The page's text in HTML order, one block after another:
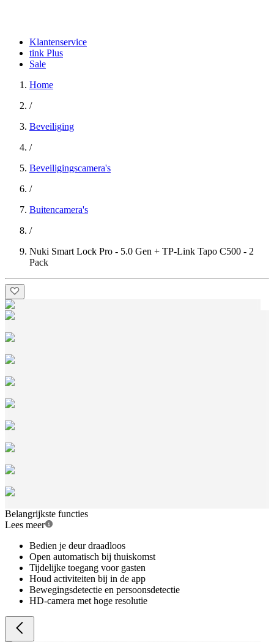
Klantenservice
tink Plus
Sale
Home
/
Beveiliging
/
Beveiligingscamera's
/
Buitencamera's
/
Nuki Smart Lock Pro - 5.0 Gen + TP-Link Tapo C500 - 2
Pack
Belangrijkste functies
Lees meer
Bedien je deur draadloos
Open automatisch bij thuiskomst
Tijdelijke toegang voor gasten
Houd activiteiten bij in de app
Bewegingsdetectie en persoonsdetectie
HD-camera met hoge resolutie